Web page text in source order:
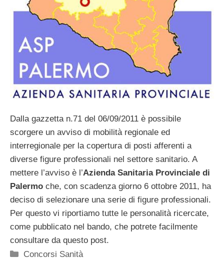
Dalla gazzetta n.71 del 06/09/2011 è possibile
scorgere un avviso di mobilità regionale ed
interregionale per la copertura di posti afferenti a
diverse figure professionali nel settore sanitario. A
mettere l’avviso è l’Azienda Sanitaria Provinciale di
Palermo che, con scadenza giorno 6 ottobre 2011, ha
deciso di selezionare una serie di figure professionali.
Per questo vi riportiamo tutte le personalità ricercate,
come pubblicato nel bando, che potrete facilmente
consultare da questo post.
Categorie
Concorsi Sanità